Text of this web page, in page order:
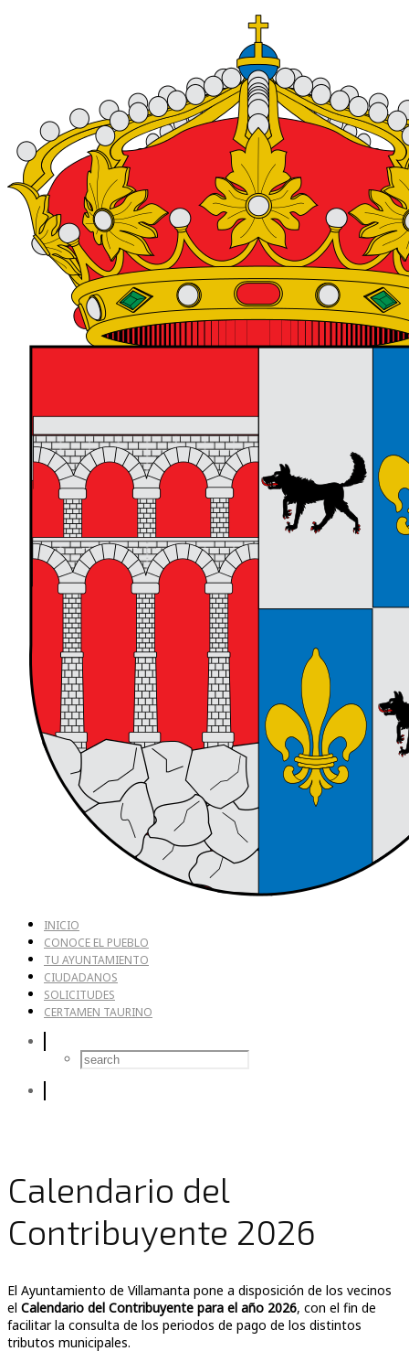
INICIO
CONOCE EL PUEBLO
TU AYUNTAMIENTO
CIUDADANOS
SOLICITUDES
CERTAMEN TAURINO
Calendario del
Contribuyente 2026
El Ayuntamiento de Villamanta pone a disposición de los vecinos
el Calendario del Contribuyente para el año 2026, con el fin de
facilitar la consulta de los periodos de pago de los distintos
tributos municipales.